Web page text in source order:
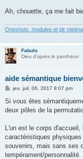
Ah, chouette, ça me fait
Oneshots, modules et jdr
Fabulo
Dieu d'après le panthéon
aide sémantique
M
s
a
jeu. juil. 06, 2017 8:07 pm
Si vous êtes
deux pôles de la
L'un est le corps
caractéristiques
souvenirs, mais sans ses
tempérament/